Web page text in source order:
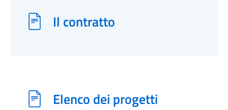
Il contratto
Elenco dei progetti